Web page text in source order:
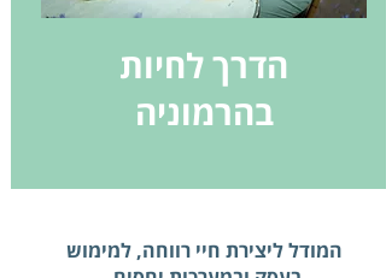
הדרך לחיות
בהרמוניה
המודל ליצירת חיי רווחה, למימוש